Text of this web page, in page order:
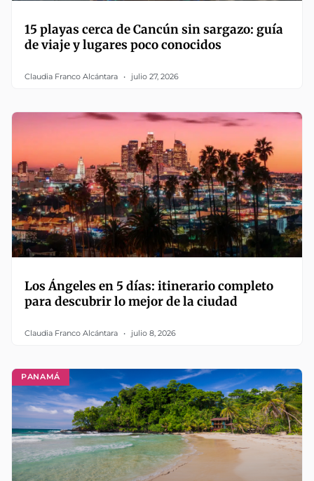
15 playas cerca de Cancún sin sargazo: guía
de viaje y lugares poco conocidos
Claudia Franco Alcántara julio 27, 2026
Los Ángeles en 5 días: itinerario completo
para descubrir lo mejor de la ciudad
Claudia Franco Alcántara julio 8, 2026
PANAMÁ